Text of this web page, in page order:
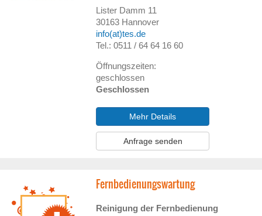
Lister Damm 11
30163 Hannover
info(at)tes.de
Tel.: 0511 / 64 64 16 60
Öffnungszeiten:
geschlossen
Geschlossen
Mehr Details
Anfrage senden
Fernbedienungswartung
Reinigung der Fernbedienung